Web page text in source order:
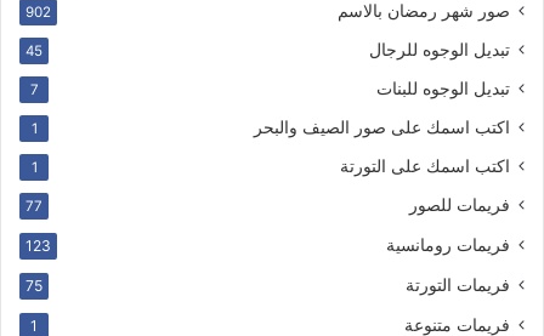
صور شهر رمضان بالاسم 902
تبديل الوجوه للرجال 45
تبديل الوجوه للبنات 7
اكتب اسمك على صور الصيف والبحر 1
اكتب اسمك على التورتة 1
فريمات للصور 77
فريمات رومانسية 123
فريمات التورتة 75
فريمات متنوعة 1